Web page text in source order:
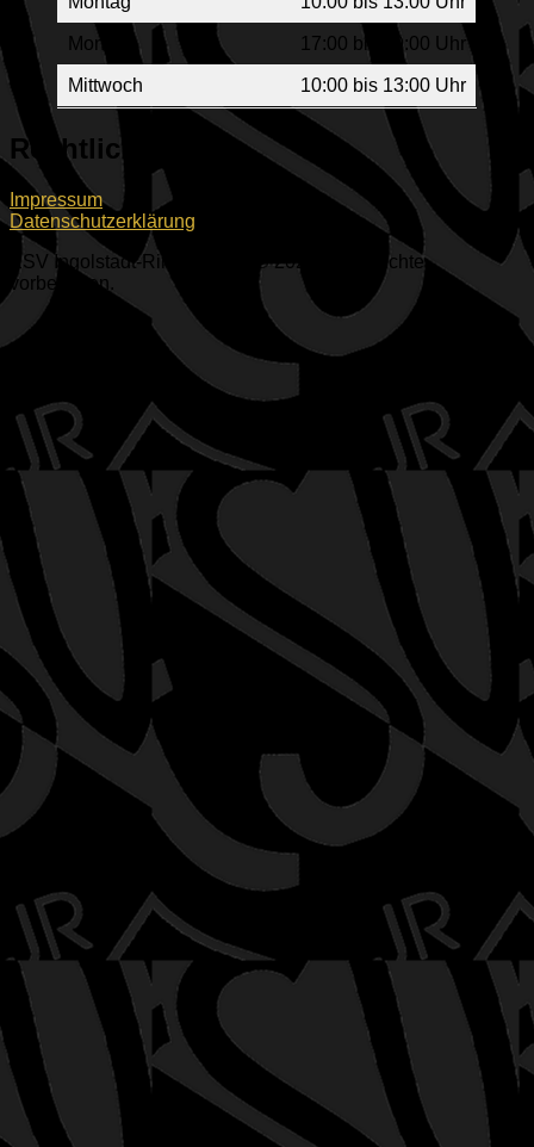
Montag 17:00 bis 19:00 Uhr
Mittwoch 10:00 bis 13:00 Uhr
Rechtliches
Impressum
Datenschutzerklärung
ESV Ingolstadt-Ringsee e.V. © 2026. Alle Rechte
vorbehalten.